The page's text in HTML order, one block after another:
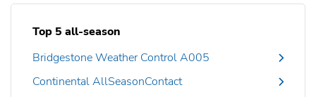
Top 5 all-season
Bridgestone Weather Control A005
Continental AllSeasonContact